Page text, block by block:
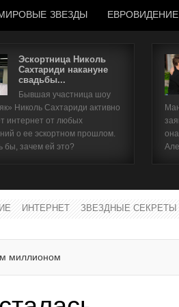
ЗВЕЗДЫ ЕВРОВИДЕНИЕ
Эскортница Николь
Сахтариди накануне
свадьбы...
Бывшая участница шоу
Николь Сахтариди активно
интернет от любых
о ее эскортном прошлом.
бы, зачем ей это?
ИНТЕРНЕТ ЗВЕЗДНЫЕ
миллионом
Имя пользователя